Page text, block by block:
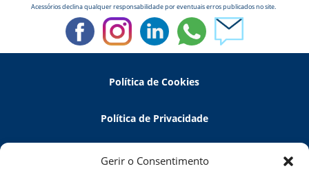
Gerir o Consentimento
Acessórios declina qualquer responsabilidade por eventuais erros publicados no site.
Política de Cookies
Política de Privacidade
Política de Devoluções